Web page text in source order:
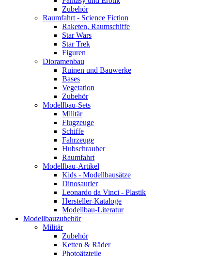
Zubehör
Raumfahrt - Science Fiction
Raketen, Raumschiffe
Star Wars
Star Trek
Figuren
Dioramenbau
Ruinen und Bauwerke
Bases
Vegetation
Zubehör
Modellbau-Sets
Militär
Flugzeuge
Schiffe
Fahrzeuge
Hubschrauber
Raumfahrt
Modellbau-Artikel
Kids - Modellbausätze
Dinosaurier
Leonardo da Vinci - Plastik
Hersteller-Kataloge
Modellbau-Literatur
Modellbauzubehör
Militär
Zubehör
Ketten & Räder
Photoätzteile